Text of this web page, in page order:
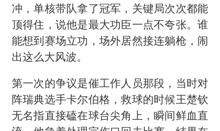
冲，单核带队拿了冠军，关键局次次都能
顶得住，说他是最大功臣一点不夸张。谁
能想到赛场立功，场外居然接连躺枪，闹
出这么大风波。
第一次的争议是催工作人员那段，当时对
阵瑞典选手卡尔伯格，救球的时候王楚钦
无名指直接磕在球台尖角上，瞬间鲜血直